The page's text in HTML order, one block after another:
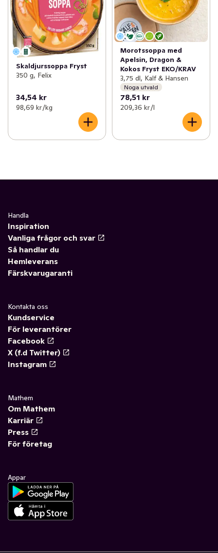
Skaldjurssoppa Fryst
350 g, Felix
34,54 kr
98,69 kr /kg
Morotssoppa med
Apelsin, Dragon &
Kokos Fryst EKO/KRAV
3,75 dl, Kalf & Hansen
Noga utvald
78,51 kr
209,36 kr /l
Handla
Inspiration
Vanliga frågor och svar
Så handlar du
Hemleverans
Färskvarugaranti
Kontakta oss
Kundservice
För leverantörer
Facebook
X (f.d Twitter)
Instagram
Mathem
Om Mathem
Karriär
Press
För företag
Appar